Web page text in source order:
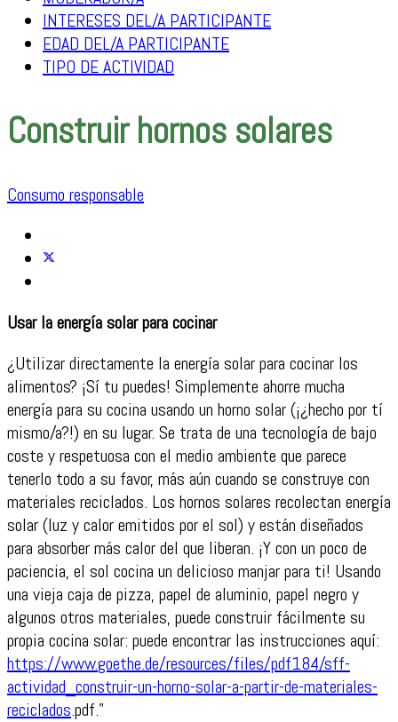
INTERESES DEL/A PARTICIPANTE
EDAD DEL/A PARTICIPANTE
TIPO DE ACTIVIDAD
Construir hornos solares
Consumo responsable
Usar la energía solar para cocinar
¿Utilizar directamente la energía solar para cocinar los
alimentos? ¡Sí tu puedes! Simplemente ahorre mucha
energía para su cocina usando un horno solar (¡¿hecho por tí
mismo/a?!) en su lugar. Se trata de una tecnología de bajo
coste y respetuosa con el medio ambiente que parece
tenerlo todo a su favor, más aún cuando se construye con
materiales reciclados. Los hornos solares recolectan energía
solar (luz y calor emitidos por el sol) y están diseñados
para absorber más calor del que liberan. ¡Y con un poco de
paciencia, el sol cocina un delicioso manjar para ti! Usando
una vieja caja de pizza, papel de aluminio, papel negro y
algunos otros materiales, puede construir fácilmente su
propia cocina solar: puede encontrar las instrucciones aquí:
https://www.goethe.de/resources/files/pdf184/sff-
actividad_construir-un-horno-solar-a-partir-de-materiales-
reciclados.pdf."